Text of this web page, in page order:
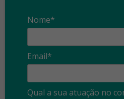
Nome*
Email*
Qual a sua atuação no